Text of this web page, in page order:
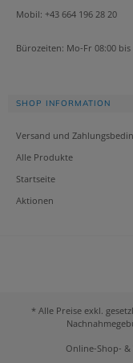
Mobil: +43 664 196 28 20
Bürozeiten: Mo-Fr 08:00 bis
SHOP INFORMATION
Versand und
Alle Produkte
Startseite
Aktionen
* Alle Preise exkl.
Online-Shop- &